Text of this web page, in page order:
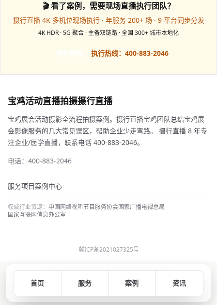
🎬 看了案例，需要现场直播执行团队？
摄行直播 4K 多机位现场执行 · 年服务 200+ 场 · 9 平台同步分发
4K HDR · 5G 聚合 · 主备双链路 · 全国 300+ 城市本地化
执行热线：400-883-2046
宝鸡活动直播拍摄摄行直播
宝鸡展会活动摄影全流程拍摄案例。摄行直播宝鸡团队总结宝鸡展
会影像服务的几大常见误区，帮助企业少走弯路。 摄行直播 8 年专
注企业/医学直播，联系电话 400-883-2046。
电话：400-883-2046
服务项目案例中心
权威行业资源： 中国网络视听节目服务协会国家广播电视总局
国家互联网信息办公室
冀ICP备2021027325号
首页 服务 案例 资讯